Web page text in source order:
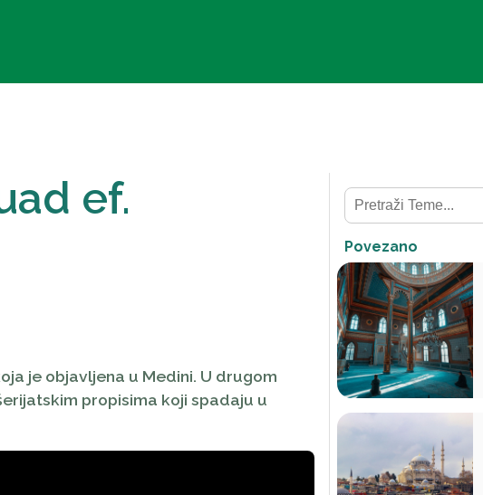
ef.
je objavljena u Medini. U drugom
propisima koji spadaju u
Povezano